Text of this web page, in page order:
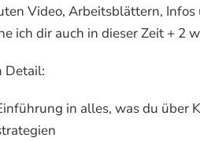
Video, Arbeitsblättern,
ich dir auch in dieser Zeit + 2
Detail:
in alles, was du über